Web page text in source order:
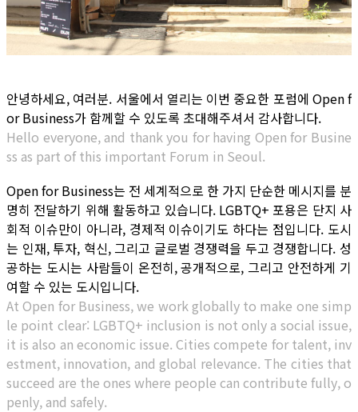
안녕하세요, 여러분. 서울에서 열리는 이번 중요한 포럼에 Open f
or Business가 함께할 수 있도록 초대해주셔서 감사합니다.
Hello everyone, and thank you for having Open for Busine
ss as part of this important Forum in Seoul.
Open for Business는 전 세계적으로 한 가지 단순한 메시지를 분
명히 전달하기 위해 활동하고 있습니다. LGBTQ+ 포용은 단지 사
회적 이슈만이 아니라, 경제적 이슈이기도 하다는 점입니다. 도시
는 인재, 투자, 혁신, 그리고 글로벌 경쟁력을 두고 경쟁합니다. 성
공하는 도시는 사람들이 온전히, 공개적으로, 그리고 안전하게 기
여할 수 있는 도시입니다.
At Open for Business, we work globally to make one simp
le point clear: LGBTQ+ inclusion is not only a social issue,
it is also an economic issue. Cities compete for talent, inv
estment, innovation, and global relevance. The cities that
succeed are the ones where people can contribute fully, o
penly, and safely.